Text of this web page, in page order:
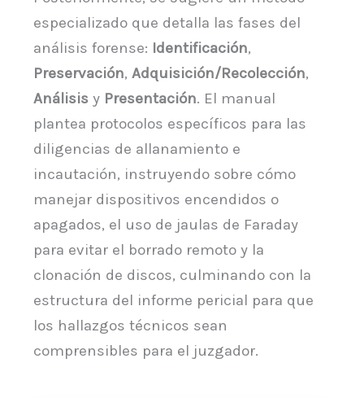
especializado que detalla las fases del
análisis forense: Identificación,
Preservación,Adquisición/Recolección,
Análisis y Presentación. El manual
plantea protocolos específicos para las
diligencias de allanamiento e
incautación, instruyendo sobre cómo
manejar dispositivos encendidos o
apagados, el uso de jaulas de Faraday
para evitar el borrado remoto y la
clonación de discos, culminando con la
estructura del informe pericial para que
los hallazgos técnicos sean
comprensibles para el juzgador.